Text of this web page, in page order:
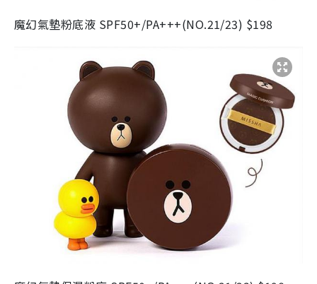
魔幻氣墊粉底液 SPF50+/PA+++(NO.21/23) $198